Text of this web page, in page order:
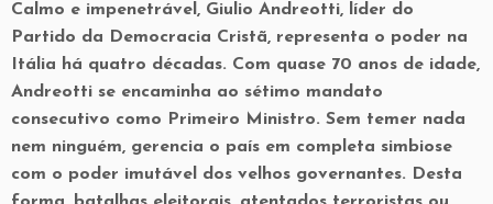
Calmo e impenetrável, Giulio Andreotti, líder do
Partido da Democracia Cristã, representa o poder na
Itália há quatro décadas. Com quase 70 anos de idade,
Andreotti se encaminha ao sétimo mandato
consecutivo como Primeiro Ministro. Sem temer nada
nem ninguém, gerencia o país em completa simbiose
com o poder imutável dos velhos governantes. Desta